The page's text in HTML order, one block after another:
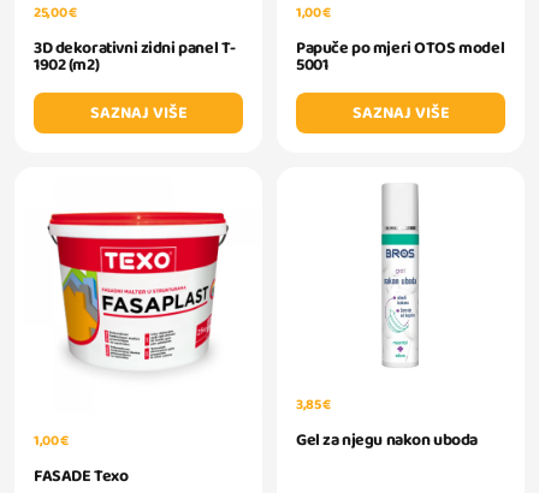
25,00 €
3D dekorativni zidni panel T-
1902 (m2)
SAZNAJ VIŠE
1,00 €
Papuče po mjeri OTOS model
5001
SAZNAJ VIŠE
1,00 €
FASADE Texo
3,85 €
Gel za njegu nakon uboda